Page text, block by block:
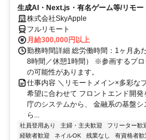
生成AI・Next.js・有名ゲーム等/リモ
株式会社SkyApple
フルリモート
月給300,000円以上
勤務時間詳細 総労働時間：1ヶ月あ
8時間／休憩1時間） ※参画するプ
の可能性があります。
仕事内容 ＼リモートメイン×多彩な
希望に合わせて フロントエンド開
庁のシステムから、 金融系の基盤
ら...
社員登用あり 主婦・主夫歓迎 フリーター歓
経験者歓迎
ネイルOK 残業なし 有資格者歓